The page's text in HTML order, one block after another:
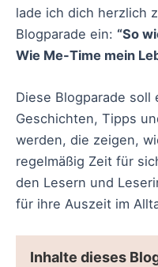
lade ich dich herzlich
Blogparade ein: “So
Wie Me-Time mein
Diese Blogparade soll
Geschichten, Tipps
werden, die zeigen,
regelmäßig Zeit für
den Lesern und
für ihre Auszeit im
Inhalte dieses